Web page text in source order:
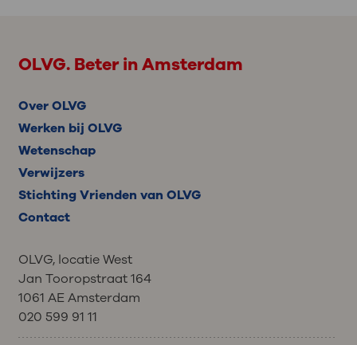
OLVG. Beter in Amsterdam
Over OLVG
Werken bij OLVG
Wetenschap
Verwijzers
Stichting Vrienden van OLVG
Contact
OLVG, locatie West
Jan Tooropstraat 164
1061 AE Amsterdam
020 599 91 11